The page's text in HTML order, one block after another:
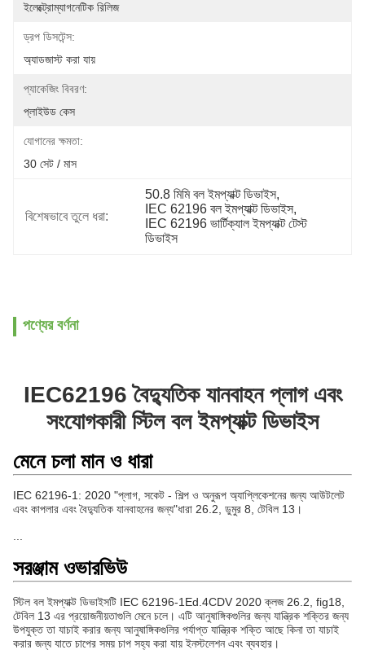
ইলেক্ট্রোম্যাগনেটিক রিলিজ
ড্রপ ডিসটেন্স:
অ্যাডজাস্ট করা যায়
প্যাকেজিং বিবরণ:
প্লাইউড কেস
যোগানের ক্ষমতা:
30 সেট / মাস
বিশেষভাবে তুলে ধরা:
50.8 মিমি বল ইমপ্যাক্ট ডিভাইস,
IEC 62196 বল ইমপ্যাক্ট ডিভাইস,
IEC 62196 ভার্টিক্যাল ইমপ্যাক্ট টেস্ট
ডিভাইস
পণ্যের বর্ণনা
IEC62196 বৈদ্যুতিক যানবাহন প্লাগ এবং
সংযোগকারী স্টিল বল ইমপ্যাক্ট ডিভাইস
মেনে চলা মান ও ধারা
IEC 62196-1: 2020 "প্লাগ, সকেট - শিল্প ও অনুরূপ অ্যাপ্লিকেশনের জন্য আউটলেট
এবং কাপলার এবং বৈদ্যুতিক যানবাহনের জন্য"ধারা 26.2, ডুমুর 8, টেবিল 13।
সরঞ্জাম ওভারভিউ
স্টিল বল ইমপ্যাক্ট ডিভাইসটি IEC 62196-1Ed.4CDV 2020 ক্লজ 26.2, fig18,
টেবিল 13 এর প্রয়োজনীয়তাগুলি মেনে চলে। এটি আনুষাঙ্গিকগুলির জন্য যান্ত্রিক শক্তির জন্য
উপযুক্ত তা যাচাই করার জন্য আনুষাঙ্গিকগুলির পর্যাপ্ত যান্ত্রিক শক্তি আছে কিনা তা যাচাই
করার জন্য যাতে চাপের সময় চাপ সহ্য করা যায় ইনস্টলেশন এবং ব্যবহার।